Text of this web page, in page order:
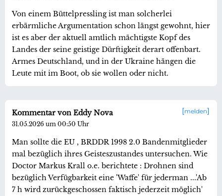
Von einem Büttelpressling ist man solcherlei
erbärmliche Argumentation schon längst gewohnt, hier
ist es aber der aktuell amtlich mächtigste Kopf des
Landes der seine geistige Dürftigkeit derart offenbart.
Armes Deutschland, und in der Ukraine hängen die
Leute mit im Boot, ob sie wollen oder nicht.
melden
Kommentar von Eddy Nova
31.05.2026 um 00:50 Uhr
Man sollte die EU , BRDDR 1998 2.0 Bandenmitglieder
mal bezüglich ihres Geisteszustandes untersuchen. Wie
Doctor Markus Krall o.e. berichtete : Drohnen sind
bezüglich Verfügbarkeit eine 'Waffe' für jederman ...'Ab
7 h wird zurückgeschossen faktisch jederzeit möglich'